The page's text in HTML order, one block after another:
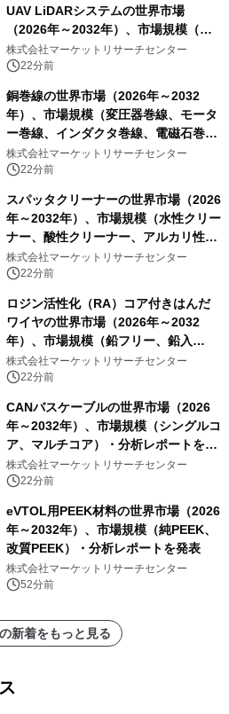
UAV LiDARシステムの世界市場
（2026年～2032年）、市場規模（長
距離LiDARシステム、中距離LiDARシ
ステム、短距離LiDARシステム）・分
株式会社マーケットリサーチセンター
22分前
銅巻線の世界市場（2026年～2032
年）、市場規模（変圧器巻線、モータ
ー巻線、インダクタ巻線、電磁石巻
線）・分析レポートを発表
株式会社マーケットリサーチセンター
22分前
スパッタクリーナーの世界市場（2026
年～2032年）、市場規模（水性クリー
ナー、酸性クリーナー、アルカリ性ク
リーナー、溶剤系クリーナー、半水性
クリーナー）・分析レポートを発表
株式会社マーケットリサーチセンター
22分前
ロジン活性化（RA）コア付きはんだ
ワイヤの世界市場（2026年～2032
年）、市場規模（鉛フリー、鉛入
り）・分析レポートを発表
株式会社マーケットリサーチセンター
22分前
CANバスケーブルの世界市場（2026
年～2032年）、市場規模（シングルコ
ア、マルチコア）・分析レポートを発
表
株式会社マーケットリサーチセンター
22分前
eVTOL用PEEK材料の世界市場（2026
年～2032年）、市場規模（純PEEK、
改質PEEK）・分析レポートを発表
株式会社マーケットリサーチセンター
52分前
新着をもっと見る